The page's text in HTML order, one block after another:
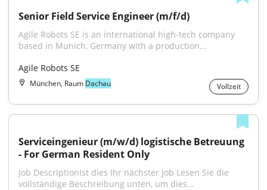
Senior Field Service Engineer (m/f/d)
Agile Robots SE is an international high-tech company
based in Munich, Germany with a production...
Agile Robots SE
München, Raum Dachau Vollzeit
Serviceingenieur (m/w/d) logistische Betreuung
- For German Resident Only
Job DescriptionIst dies Ihr nächster Job Lesen Sie die
vollständige Beschreibung unten, um dies...